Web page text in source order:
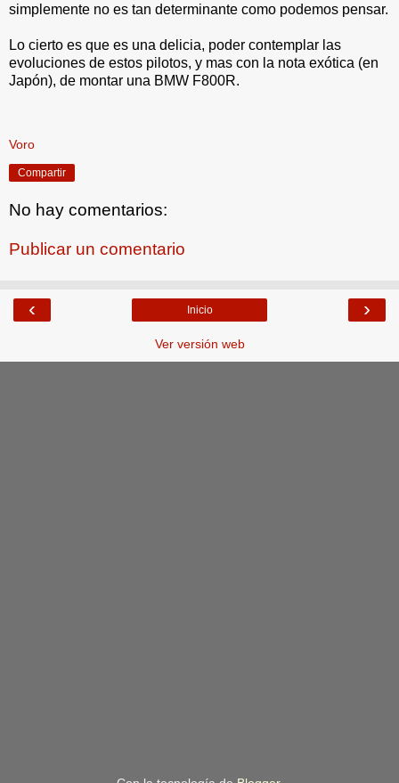
simplemente no es tan determinante como podemos pensar.
Lo cierto es que es una delicia, poder contemplar las
evoluciones de estos pilotos, y mas con la nota exótica (en
Japón), de montar una BMW F800R.
Voro
Compartir
No hay comentarios:
Publicar un comentario
‹ ›
Inicio
Ver versión web